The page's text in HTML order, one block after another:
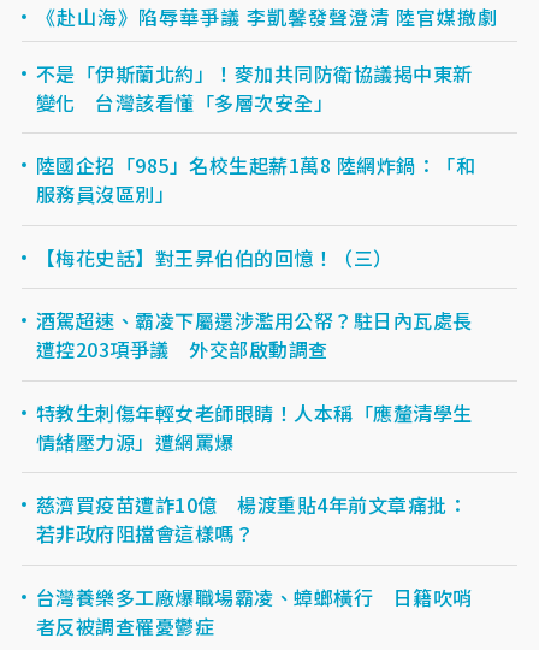
《赴山海》陷辱華爭議 李凱馨發聲澄清 陸官媒撤劇
不是「伊斯蘭北約」！麥加共同防衛協議揭中東新
變化 台灣該看懂「多層次安全」
陸國企招「985」名校生起薪1萬8 陸網炸鍋：「和
服務員沒區別」
【梅花史話】對王昇伯伯的回憶！（三）
酒駕超速、霸凌下屬還涉濫用公帑？駐日內瓦處長
遭控203項爭議 外交部啟動調查
特教生刺傷年輕女老師眼睛！人本稱「應釐清學生
情緒壓力源」遭網罵爆
慈濟買疫苗遭詐10億 楊渡重貼4年前文章痛批：
若非政府阻擋會這樣嗎？
台灣養樂多工廠爆職場霸凌、蟑螂橫行 日籍吹哨
者反被調查罹憂鬱症